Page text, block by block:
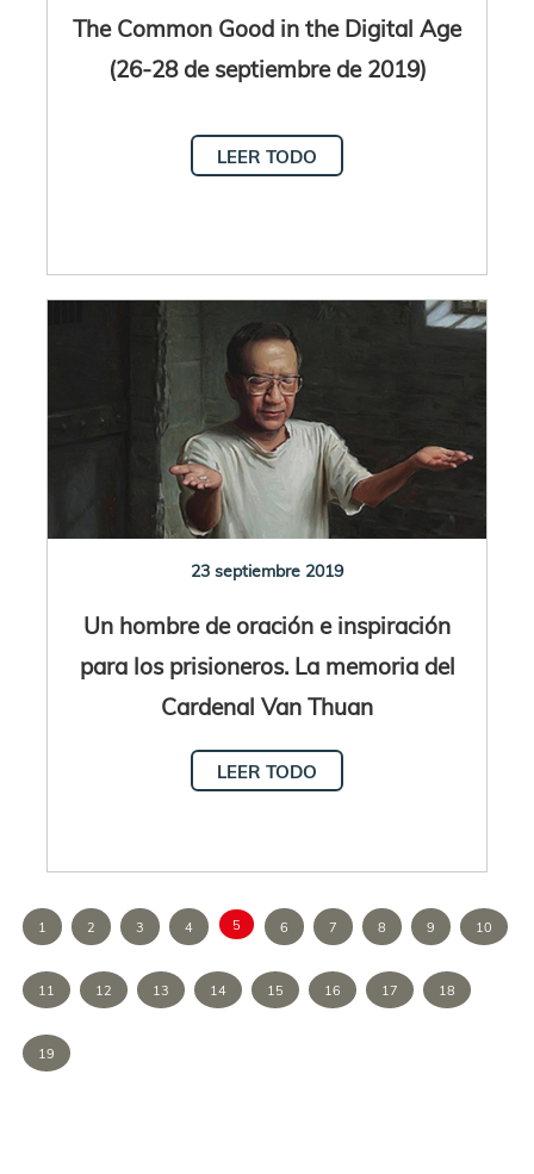
The Common Good in the Digital Age
(26-28 de septiembre de 2019)
LEER TODO
23 septiembre 2019
Un hombre de oración e inspiración
para los prisioneros. La memoria del
Cardenal Van Thuan
LEER TODO
1 2 3 4 5 6 7 8 9 10
11 12 13 14 15 16 17 18
19